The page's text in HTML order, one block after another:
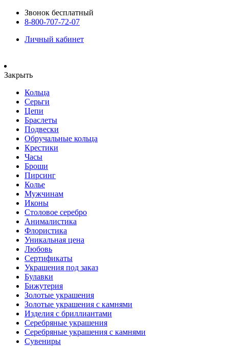
Звонок бесплатный
8-800-707-72-07
Личный кабинет
Закрыть
Кольца
Серьги
Цепи
Браслеты
Подвески
Обручальные кольца
Крестики
Часы
Броши
Пирсинг
Колье
Мужчинам
Иконы
Столовое серебро
Анималистика
Флористика
Уникальная цена
Любовь
Сертификаты
Украшения под заказ
Булавки
Бижутерия
Золотые украшения
Золотые украшения с камнями
Изделия с бриллиантами
Серебряные украшения
Серебряные украшения с камнями
Сувениры